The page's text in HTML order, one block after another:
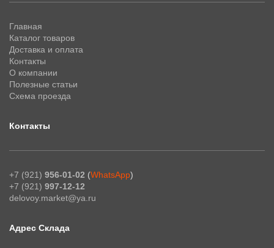
Главная
Каталог товаров
Доставка и оплата
Контакты
О компании
Полезные статьи
Схема проезда
Контакты
+7 (921) 956-01-02 (WhatsApp)
+7 (921) 997-12-12
delovoy.market@ya.ru
Адрес Склада